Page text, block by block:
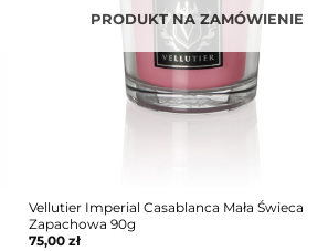
PRODUKT NA ZAMÓWIENIE
Vellutier Imperial Casablanca Mała Świeca
Zapachowa 90g
75,00zł